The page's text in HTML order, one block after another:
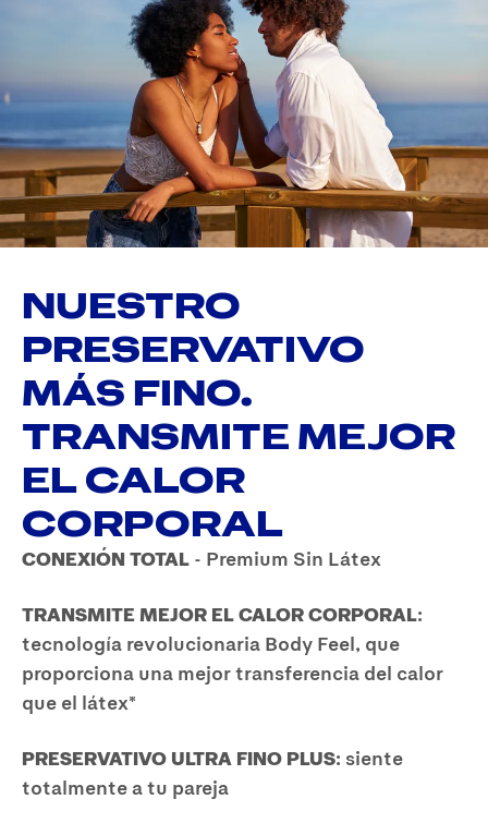
NUESTRO
PRESERVATIVO
MÁS FINO.
TRANSMITE MEJOR
EL CALOR
CORPORAL
CONEXIÓN TOTAL - Premium Sin Látex
TRANSMITE MEJOR EL CALOR CORPORAL:
tecnología revolucionaria Body Feel, que
proporciona una mejor transferencia del calor
que el látex*
PRESERVATIVO ULTRA FINO PLUS: siente
totalmente a tu pareja